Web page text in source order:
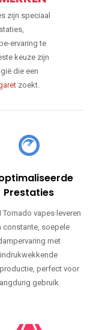
zijn speciaal
ervaring te
keuze zijn
die een
zoekt.
Prestaties
Tornado vapes leveren
constante, soepele
met
indrukwekkende
perfect voor
langdurig gebruik.